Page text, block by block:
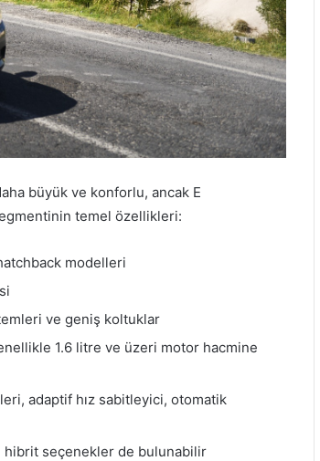
büyük ve konforlu, ancak E
temel özellikleri:
modelleri
ve geniş koltuklar
1.6 litre ve üzeri motor hacmine
adaptif hız sabitleyici, otomatik
hibrit seçenekler de bulunabilir